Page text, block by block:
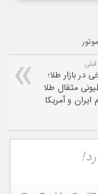
قبلی
در بازار طلا؛
۵ میلیونی مثقال طلا
و آمریکا